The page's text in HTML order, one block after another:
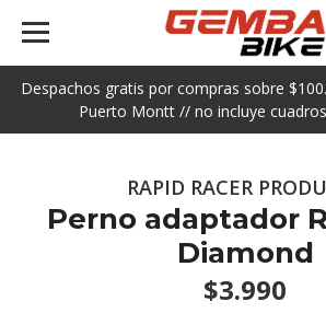
Despachos gratis por compras sobre
Puerto Montt // no incluye
RAPID RACER
Perno adaptador
Diamond
$3.990